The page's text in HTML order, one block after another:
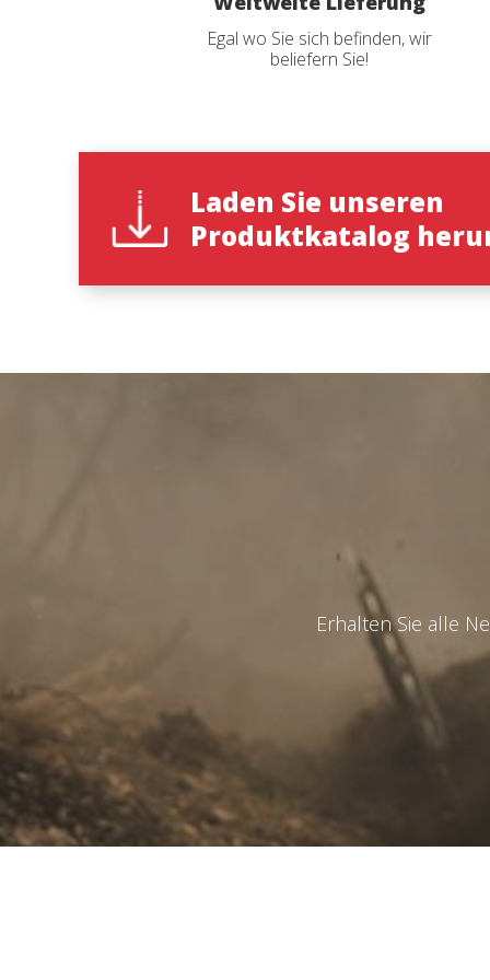
Egal wo Sie sich befinden, wir
beliefern Sie!
Laden Sie unseren
Produktkatalog
Ich
Erhalten Sie alle
auf